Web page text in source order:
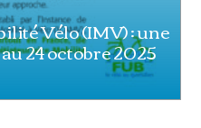
Vélo (IMV) : une
24 octobre 2025